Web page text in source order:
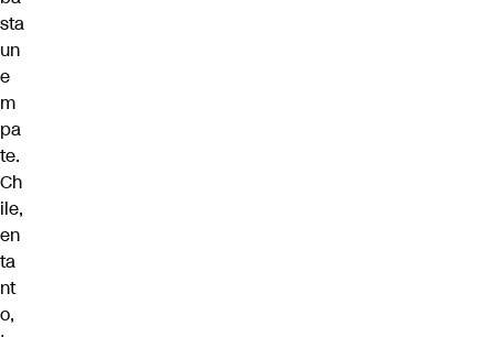
sta
un
e
m
pa
te.
Ch
ile,
en
ta
nt
o,